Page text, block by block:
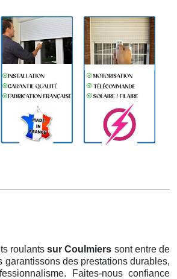
roulantssur Coulmiers sont entre de
garantissons des prestations durables,
Faites-nous confiance